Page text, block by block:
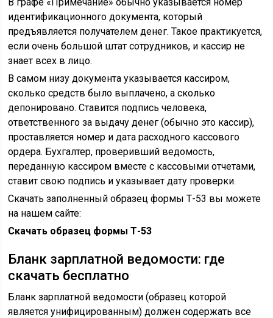
идентификационного документа, который
предъявляется получателем денег. Такое практикуется,
если очень большой штат сотрудников, и кассир не
знает всех в лицо.
В самом низу документа указывается кассиром,
сколько средств было выплачено, а сколько
депонировано. Ставится подпись человека,
ответственного за выдачу денег (обычно это кассир),
проставляется номер и дата расходного кассового
ордера. Бухгалтер, проверивший ведомость,
переданную кассиром вместе с кассовыми отчетами,
ставит свою подпись и указывает дату проверки.
Скачать заполненный образец формы Т-53 вы можете
на нашем сайте:
Скачать образец формы Т-53
Бланк зарплатной ведомости: где
скачать бесплатно
Бланк зарплатной ведомости (образец которой
является унифицированным) должен содержать все